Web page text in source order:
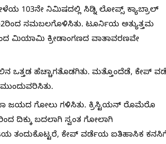
103ನೇ ನಿಮಿಷದಲ್ಲಿ ಸಿಡ್ನಿ ಲೋಪ್ಸ್ ಕ್ಯಾಬ್ರಾಲ್
2ರಿಂದ ಸಮಬಲಗೊಳಿಸಿತು. ಟೂರ್ನಿಯ ಅತ್ಯುತ್ತಮ
ಮಿಯಾಮಿ ಕ್ರೀಡಾಂಗಣದ ವಾತಾವರಣವೇ
ಒತ್ತಡ ಹೆಚ್ಚಾಗತೊಡಗಿತು. ಮತ್ತೊಂದೆಡೆ, ಕೇಪ್
ಜಯದ ಗೋಲು ಗಳಿಸಿತು. ಕ್ರಿಸ್ಟಿಯನ್ ರೊಮೆರೊ
ದಿಕ್ಕು ಬದಲಾಗಿ ಸ್ವಂತ ಗೋಲಾಗಿ
ತಂದುಕೊಟ್ಟರೆ, ಕೇಪ್ ವರ್ಡೆಯ ಐತಿಹಾಸಿಕ